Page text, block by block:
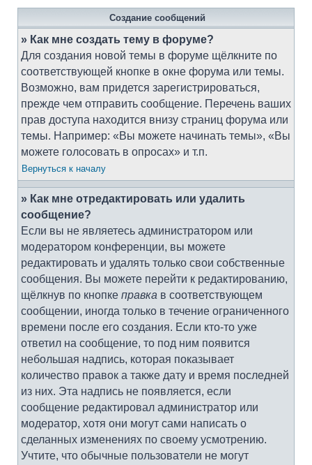
Создание сообщений
» Как мне создать тему в форуме?
Для создания новой темы в форуме щёлкните по
соответствующей кнопке в окне форума или темы.
Возможно, вам придется зарегистрироваться,
прежде чем отправить сообщение. Перечень ваших
прав доступа находится внизу страниц форума или
темы. Например: «Вы можете начинать темы», «Вы
можете голосовать в опросах» и т.п.
Вернуться к началу
» Как мне отредактировать или удалить
сообщение?
Если вы не являетесь администратором или
модератором конференции, вы можете
редактировать и удалять только свои собственные
сообщения. Вы можете перейти к редактированию,
щёлкнув по кнопке правка в соответствующем
сообщении, иногда только в течение ограниченного
времени после его создания. Если кто-то уже
ответил на сообщение, то под ним появится
небольшая надпись, которая показывает
количество правок а также дату и время последней
из них. Эта надпись не появляется, если
сообщение редактировал администратор или
модератор, хотя они могут сами написать о
сделанных изменениях по своему усмотрению.
Учтите, что обычные пользователи не могут